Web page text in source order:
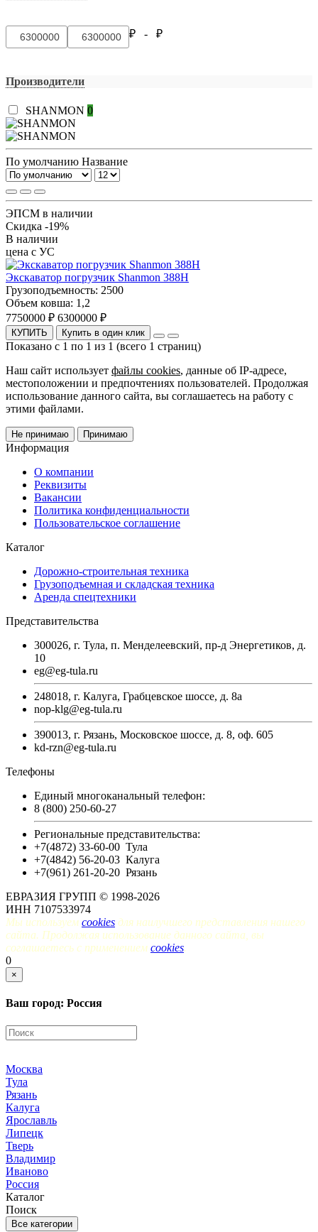
₽ - ₽
Производители
SHANMON 0
По умолчанию Название
ЭПСМ в наличии
Скидка -19%
В наличии
цена с УС
Экскаватор погрузчик Shanmon 388H
Грузоподъемность: 2500
Объем ковша: 1,2
7750000 ₽ 6300000 ₽
КУПИТЬ Купить в один клик
Показано с 1 по 1 из 1 (всего 1 страниц)
Наш сайт использует файлы cookies, данные об IP-адресе,
местоположении и предпочтениях пользователей. Продолжая
использование данного сайта, вы соглашаетесь на работу с
этими файлами.
Не принимаю Принимаю
Информация
О компании
Реквизиты
Вакансии
Политика конфиденциальности
Пользовательское соглашение
Каталог
Дорожно-строительная техника
Грузоподъемная и складская техника
Аренда спецтехники
Представительства
300026, г. Тула, п. Менделеевский, пр-д Энергетиков, д.
10
eg@eg-tula.ru
248018, г. Калуга, Грабцевское шоссе, д. 8а
nop-klg@eg-tula.ru
390013, г. Рязань, Московское шоссе, д. 8, оф. 605
kd-rzn@eg-tula.ru
Телефоны
Единый многоканальный телефон:
8 (800) 250-60-27
Региональные представительства:
+7(4872) 33-60-00 Тула
+7(4842) 56-20-03 Калуга
+7(961) 261-20-20 Рязань
ЕВРАЗИЯ ГРУПП © 1998-2026
ИНН 7107533974
Мы используем cookies для наилучшего представления нашего
сайта. Продолжая использование данного сайта, вы
соглашаетесь с применением cookies.
0
×
Ваш город: Россия
Москва
Тула
Рязань
Калуга
Ярославль
Липецк
Тверь
Владимир
Иваново
Россия
Каталог
Поиск
Все категории